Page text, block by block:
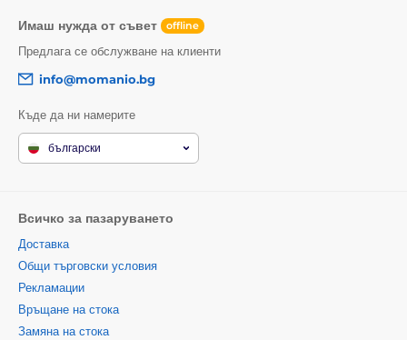
Имаш нужда от съвет offline
Предлага се обслужване на клиенти
info@momanio.bg
Къде да ни намерите
български
Всичко за пазаруването
Доставка
Общи търговски условия
Рекламации
Връщане на стока
Замяна на стока